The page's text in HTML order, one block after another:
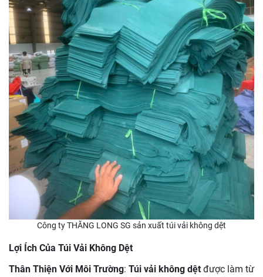
Công ty THĂNG LONG SG sản xuất túi vải không dệt
Lợi Ích Của Túi Vải Không Dệt
Thân Thiện Với Môi Trường: Túi vải không dệt được làm từ